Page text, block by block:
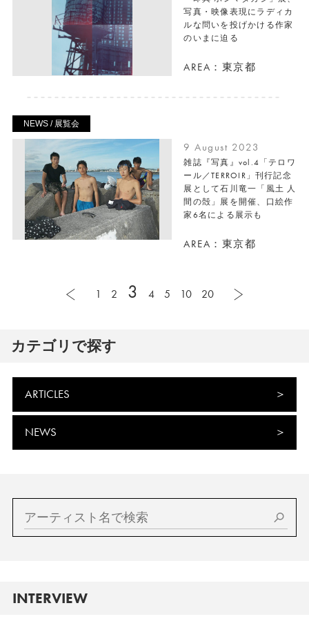
写真・映像表現にラディカ
ルな問いを投げかける作家
のいまに迫る
AREA：東京都
NEWS / 展覧会
9 August 2023
雑誌『写真』vol.4「テロワ
ール／TERROIR」刊行記念
展として石川竜一「風土 人
間の殻」展を開催、口絵作
家6名による展示も
AREA：東京都
1 2 3 4 5 10 20
カテゴリで探す
ARTICLES
NEWS
INTERVIEW